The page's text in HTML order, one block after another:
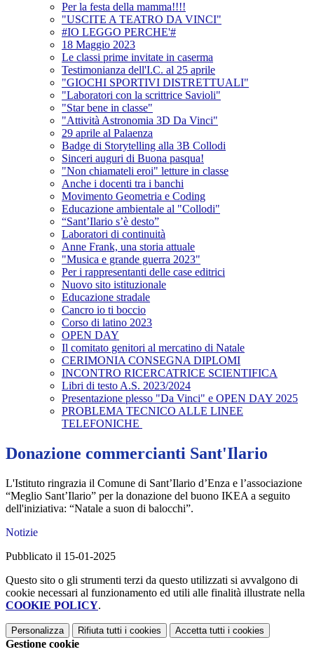
Per la festa della mamma!!!!
"USCITE A TEATRO DA VINCI"
#IO LEGGO PERCHE'#
18 Maggio 2023
Le classi prime invitate in caserma
Testimonianza dell'I.C. al 25 aprile
"GIOCHI SPORTIVI DISTRETTUALI"
"Laboratori con la scrittrice Savioli"
"Star bene in classe"
"Attività Astronomia 3D Da Vinci"
29 aprile al Palaenza
Badge di Storytelling alla 3B Collodi
Sinceri auguri di Buona pasqua!
"Non chiamateli eroi" letture in classe
Anche i docenti tra i banchi
Movimento Geometria e Coding
Educazione ambientale al "Collodi"
“Sant’Ilario s’è desto”
Laboratori di continuità
Anne Frank, una storia attuale
"Musica e grande guerra 2023"
Per i rappresentanti delle case editrici
Nuovo sito istituzionale
Educazione stradale
Cancro io ti boccio
Corso di latino 2023
OPEN DAY
Il comitato genitori al mercatino di Natale
CERIMONIA CONSEGNA DIPLOMI
INCONTRO RICERCATRICE SCIENTIFICA
Libri di testo A.S. 2023/2024
Presentazione plesso "Da Vinci" e OPEN DAY 2025
PROBLEMA TECNICO ALLE LINEE
TELEFONICHE
Donazione commercianti Sant'Ilario
L'Istituto ringrazia il Comune di Sant’Ilario d’Enza e l’associazione
“Meglio Sant’Ilario” per la donazione del buono IKEA a seguito
dell'iniziativa: “Natale a suon di balocchi”.
Notizie
Pubblicato il 15-01-2025
Questo sito o gli strumenti terzi da questo utilizzati si avvalgono di
cookie necessari al funzionamento ed utili alle finalità illustrate nella
COOKIE POLICY.
Personalizza Rifiuta tutti i cookies Accetta tutti i cookies
Gestione cookie